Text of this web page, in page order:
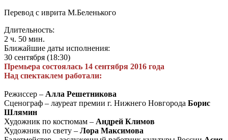
Перевод с иврита М.Беленького
Длительность:
2 ч. 50 мин.
Ближайшие даты исполнения:
30 сентября (18:30)
Премьера состоялась 14 сентября 2016 года
Над спектаклем работали:
Режиссер – Алла Решетникова
Сценограф – лауреат премии г. Нижнего Новгорода Борис
Шлямин
Художник по костюмам – Андрей Климов
Художник по свету – Лора Максимова